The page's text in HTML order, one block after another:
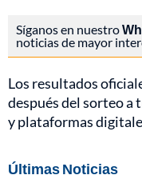
Síganos en nuestro
noticias de mayor
Los resultados
después del sorteo a
y plataformas
Últimas Noticias